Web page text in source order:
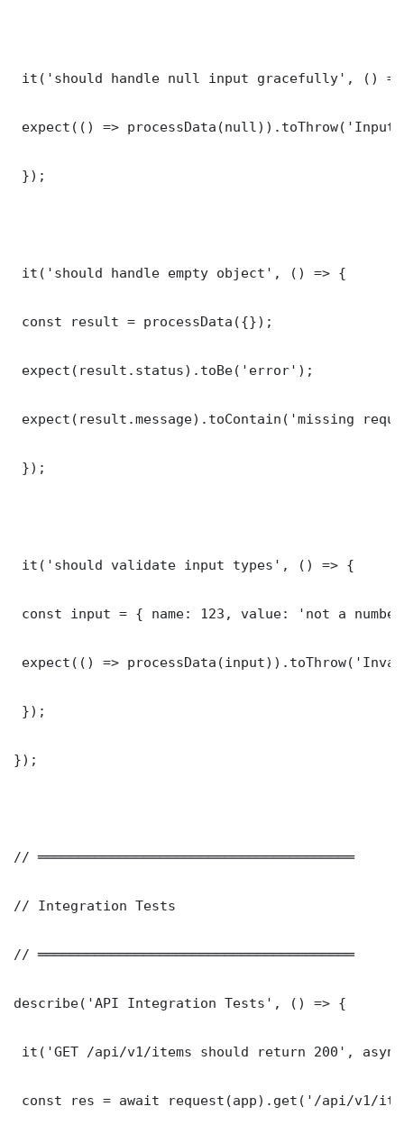
it('should handle null input gracefully', ()
expect(() =>
});
it('should handle empty object', () => {
const result = processData({});
expect(result.status).toBe('error');
expect(result.message).toContain('missing
});
it('should validate input types', () => {
const input = { name: 123, value: 'not a
expect(() =>
});
});
// ═══════════════════════════════════════
// Integration Tests
// ═══════════════════════════════════════
describe('API Integration Tests', () => {
it('GET /api/v1/items should return 200',
const res = await request(app).get('/api/v1/